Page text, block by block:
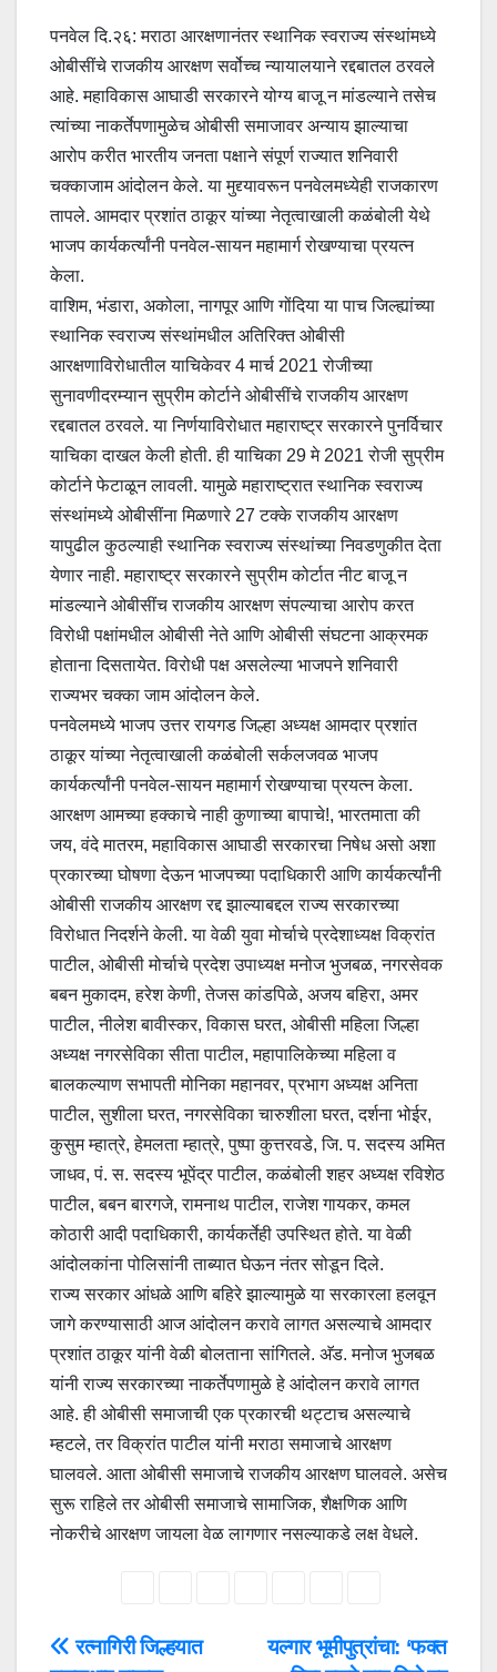
पनवेल दि.२६: मराठा आरक्षणानंतर स्थानिक स्वराज्य संस्थांमध्ये
ओबीसींचे राजकीय आरक्षण सर्वोच्च न्यायालयाने रद्दबातल ठरवले
आहे. महाविकास आघाडी सरकारने योग्य बाजू न मांडल्याने तसेच
त्यांच्या नाकर्तेपणामुळेच ओबीसी समाजावर अन्याय झाल्याचा
आरोप करीत भारतीय जनता पक्षाने संपूर्ण राज्यात शनिवारी
चक्काजाम आंदोलन केले. या मुद्द्यावरून पनवेलमध्येही राजकारण
तापले. आमदार प्रशांत ठाकूर यांच्या नेतृत्वाखाली कळंबोली येथे
भाजप कार्यकर्त्यांनी पनवेल-सायन महामार्ग रोखण्याचा प्रयत्न
केला.
वाशिम, भंडारा, अकोला, नागपूर आणि गोंदिया या पाच जिल्ह्यांच्या
स्थानिक स्वराज्य संस्थांमधील अतिरिक्त ओबीसी
आरक्षणाविरोधातील याचिकेवर 4 मार्च 2021 रोजीच्या
सुनावणीदरम्यान सुप्रीम कोर्टाने ओबीसींचे राजकीय आरक्षण
रद्दबातल ठरवले. या निर्णयाविरोधात महाराष्ट्र सरकारने पुनर्विचार
याचिका दाखल केली होती. ही याचिका 29 मे 2021 रोजी सुप्रीम
कोर्टाने फेटाळून लावली. यामुळे महाराष्ट्रात स्थानिक स्वराज्य
संस्थांमध्ये ओबीसींना मिळणारे 27 टक्के राजकीय आरक्षण
यापुढील कुठल्याही स्थानिक स्वराज्य संस्थांच्या निवडणुकीत देता
येणार नाही. महाराष्ट्र सरकारने सुप्रीम कोर्टात नीट बाजू न
मांडल्याने ओबीसींच राजकीय आरक्षण संपल्याचा आरोप करत
विरोधी पक्षांमधील ओबीसी नेते आणि ओबीसी संघटना आक्रमक
होताना दिसतायेत. विरोधी पक्ष असलेल्या भाजपने शनिवारी
राज्यभर चक्का जाम आंदोलन केले.
पनवेलमध्ये भाजप उत्तर रायगड जिल्हा अध्यक्ष आमदार प्रशांत
ठाकूर यांच्या नेतृत्वाखाली कळंबोली सर्कलजवळ भाजप
कार्यकर्त्यांनी पनवेल-सायन महामार्ग रोखण्याचा प्रयत्न केला.
आरक्षण आमच्या हक्काचे नाही कुणाच्या बापाचे!, भारतमाता की
जय, वंदे मातरम, महाविकास आघाडी सरकारचा निषेध असो अशा
प्रकारच्या घोषणा देऊन भाजपच्या पदाधिकारी आणि कार्यकर्त्यांनी
ओबीसी राजकीय आरक्षण रद्द झाल्याबद्दल राज्य सरकारच्या
विरोधात निदर्शने केली. या वेळी युवा मोर्चाचे प्रदेशाध्यक्ष विक्रांत
पाटील, ओबीसी मोर्चाचे प्रदेश उपाध्यक्ष मनोज भुजबळ, नगरसेवक
बबन मुकादम, हरेश केणी, तेजस कांडपिळे, अजय बहिरा, अमर
पाटील, नीलेश बावीस्कर, विकास घरत, ओबीसी महिला जिल्हा
अध्यक्ष नगरसेविका सीता पाटील, महापालिकेच्या महिला व
बालकल्याण सभापती मोनिका महानवर, प्रभाग अध्यक्ष अनिता
पाटील, सुशीला घरत, नगरसेविका चारुशीला घरत, दर्शना भोईर,
कुसुम म्हात्रे, हेमलता म्हात्रे, पुष्पा कुत्तरवडे, जि. प. सदस्य अमित
जाधव, पं. स. सदस्य भूपेंद्र पाटील, कळंबोली शहर अध्यक्ष रविशेठ
पाटील, बबन बारगजे, रामनाथ पाटील, राजेश गायकर, कमल
कोठारी आदी पदाधिकारी, कार्यकर्तेही उपस्थित होते. या वेळी
आंदोलकांना पोलिसांनी ताब्यात घेऊन नंतर सोडून दिले.
राज्य सरकार आंधळे आणि बहिरे झाल्यामुळे या सरकारला हलवून
जागे करण्यासाठी आज आंदोलन करावे लागत असल्याचे आमदार
प्रशांत ठाकूर यांनी वेळी बोलताना सांगितले. अ‍ॅड. मनोज भुजबळ
यांनी राज्य सरकारच्या नाकर्तेपणामुळे हे आंदोलन करावे लागत
आहे. ही ओबीसी समाजाची एक प्रकारची थट्टाच असल्याचे
म्हटले, तर विक्रांत पाटील यांनी मराठा समाजाचे आरक्षण
घालवले. आता ओबीसी समाजाचे राजकीय आरक्षण घालवले. असेच
सुरू राहिले तर ओबीसी समाजाचे सामाजिक, शैक्षणिक आणि
नोकरीचे आरक्षण जायला वेळ लागणार नसल्याकडे लक्ष वेधले.
Post
यल्गार भूमीपुत्रांचा: ‘फक्त
रत्नागिरी जिल्हयात